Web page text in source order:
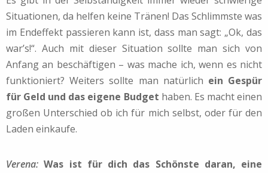
Situationen, da helfen keine Tränen! Das Schlimmste was
im Endeffekt passieren kann ist, dass man sagt: „Ok, das
war’s!“. Auch mit dieser Situation sollte man sich von
Anfang an beschäftigen – was mache ich, wenn es nicht
funktioniert? Weiters sollte man natürlich ein Gespür
für Geld und das eigene Budget haben. Es macht einen
großen Unterschied ob ich für mich selbst, oder für den
Laden einkaufe.
Verena: Was ist für dich das Schönste daran, eine